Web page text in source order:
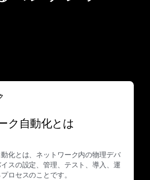
ク自動化とは
化とは、ネットワーク内の物理デバ
スの設定、管理、テスト、導入、運
ロセスのことです。